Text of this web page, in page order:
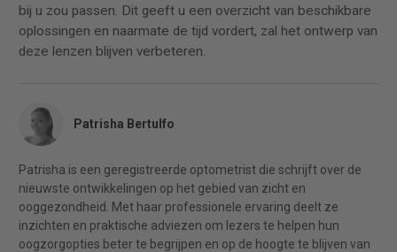
bij u zou passen. Dit geeft u een overzicht van beschikbare
oplossingen en naarmate de tijd vordert, zal het ontwerp van
deze lenzen blijven verbeteren.
Patrisha Bertulfo
Patrisha is een geregistreerde optometrist die schrijft over de
nieuwste ontwikkelingen op het gebied van zicht en
ooggezondheid. Met haar professionele ervaring deelt ze
inzichten en praktische adviezen om lezers te helpen hun
oogzorgopties beter te begrijpen en op de hoogte te blijven van